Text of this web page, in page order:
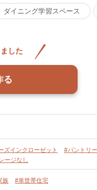
ダイニング学習スペース
した
る
ズインクローゼット #パントリー
ージなし
族 #単世帯住宅